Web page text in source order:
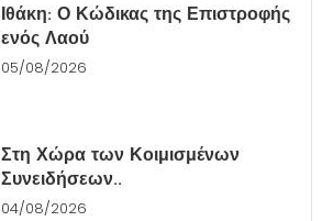
Ιθάκη: Ο Κώδικας της Επιστροφής
ενός Λαού
05/08/2026
Στη Χώρα των Κοιμισμένων
Συνειδήσεων..
04/08/2026